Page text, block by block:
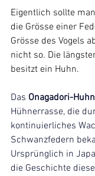
Eigentlich sollte
die Grösse einer
Grösse des Vogels
nicht so. Die
besitzt ein Huhn.
Das Onagadori-Huhn
Hühnerrasse, die
kontinuierliches
Schwanzfedern
Ursprünglich in
die Geschichte